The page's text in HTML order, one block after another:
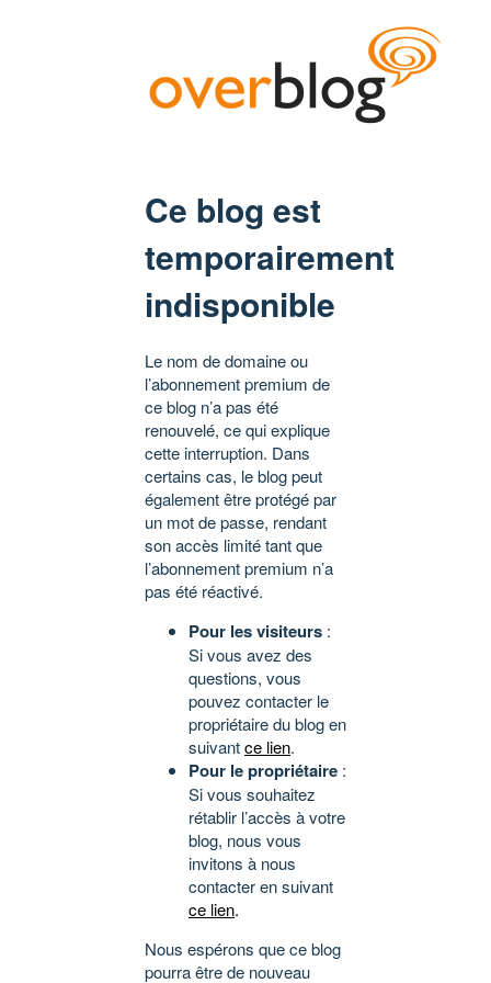
Ce blog est
temporairement
indisponible
Le nom de domaine ou
l’abonnement premium de
ce blog n’a pas été
renouvelé, ce qui explique
cette interruption. Dans
certains cas, le blog peut
également être protégé par
un mot de passe, rendant
son accès limité tant que
l’abonnement premium n’a
pas été réactivé.
Pour les visiteurs :
Si vous avez des
questions, vous
pouvez contacter le
propriétaire du blog en
suivantce lien.
Pour le propriétaire :
Si vous souhaitez
rétablir l’accès à votre
blog, nous vous
invitons à nous
contacter en suivant
ce lien.
Nous espérons que ce blog
pourra être de nouveau